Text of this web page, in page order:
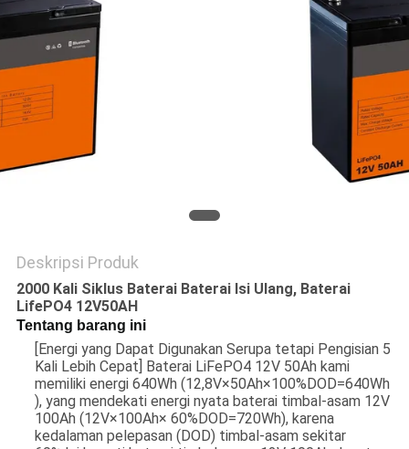
PRIVACY
POLICY
Deskripsi Produk
2000 Kali Siklus Baterai Baterai Isi Ulang, Baterai
LifePO4 12V50AH
Tentang barang ini
[Energi yang Dapat Digunakan Serupa tetapi Pengisian 5
Kali Lebih Cepat] Baterai LiFePO4 12V 50Ah kami
memiliki energi 640Wh (12,8V×50Ah×100%DOD=640Wh
), yang mendekati energi nyata baterai timbal-asam 12V
100Ah (12V×100Ah× 60%DOD=720Wh), karena
kedalaman pelepasan (DOD) timbal-asam sekitar